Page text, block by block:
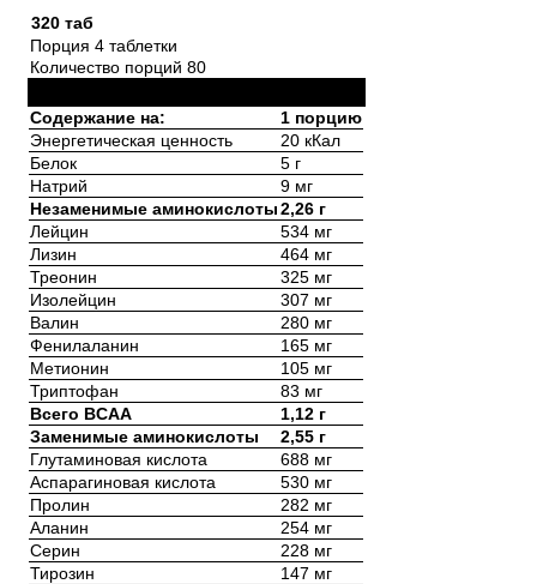
320 таб
Порция 4 таблетки
Количество порций 80
Содержание на:
1 порцию
Энергетическая ценность
20 кКал
Белок
5 г
Натрий
9 мг
Незаменимые аминокислоты2,26 г
Лейцин
534 мг
Лизин
464 мг
Треонин
325 мг
Изолейцин
307 мг
Валин
280 мг
Фенилаланин
165 мг
Метионин
105 мг
Триптофан
83 мг
Всего BCAA
1,12 г
Заменимые аминокислоты
2,55 г
Глутаминовая кислота
688 мг
Аспарагиновая кислота
530 мг
Пролин
282 мг
Аланин
254 мг
Серин
228 мг
Тирозин
147 мг